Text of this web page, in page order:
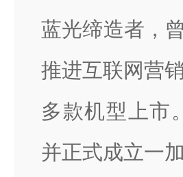
蓝光缔造者，
推进互联网营
多款机型上市
并正式成立一